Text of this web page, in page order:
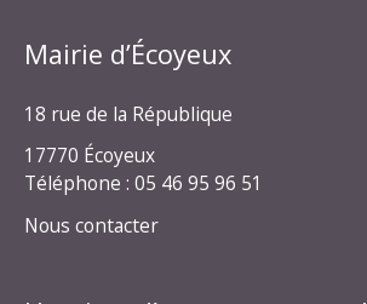
Mairie d’Écoyeux
18 rue de la République
17770 Écoyeux
Téléphone : 05 46 95 96 51
Nous contacter